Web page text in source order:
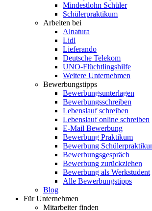
Mindestlohn Schüler
Schülerpraktikum
Arbeiten bei
Alnatura
Lidl
Lieferando
Deutsche Telekom
UNO-Flüchtlingshilfe
Weitere Unternehmen
Bewerbungstipps
Bewerbungsunterlagen
Bewerbungsschreiben
Lebenslauf schreiben
Lebenslauf online schreiben
E-Mail Bewerbung
Bewerbung Praktikum
Bewerbung
Bewerbungsgespräch
Bewerbung zurückziehen
Bewerbung als Werkstudent
Alle Bewerbungstipps
Blog
Für Unternehmen
Mitarbeiter finden